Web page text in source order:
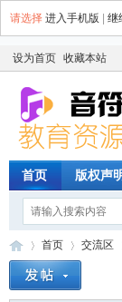
请选择 进入手机版 继
设为首页 收藏本站
首页 版权声
首页 交流区